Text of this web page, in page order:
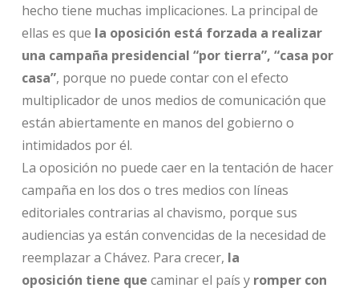
hecho tiene muchas implicaciones. La principal de
ellas es que la oposición está forzada a realizar
una campaña presidencial “por tierra”, “casa por
casa”, porque no puede contar con el efecto
multiplicador de unos medios de comunicación que
están abiertamente en manos del gobierno o
intimidados por él.
La oposición no puede caer en la tentación de hacer
campaña en los dos o tres medios con líneas
editoriales contrarias al chavismo, porque sus
audiencias ya están convencidas de la necesidad de
reemplazar a Chávez. Para crecer, la
oposición tiene que caminar el país y romper con